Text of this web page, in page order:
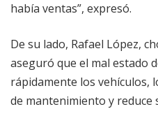
había ventas”, expresó.
De su lado, Rafael López,
aseguró que el mal estado
rápidamente los vehículos,
de mantenimiento y reduce